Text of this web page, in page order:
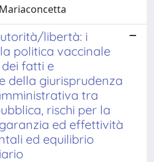
libertà: i
politica vaccinale
fatti e
della giurisprudenza
tra
rischi per la
ed effettività
ed equilibrio